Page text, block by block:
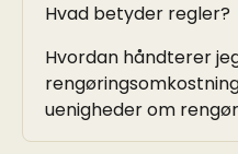
Hvad betyder regler?
Hvordan håndterer
uenigheder om